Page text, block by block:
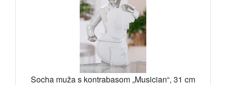
Socha muža s kontrabasom „Musician“, 31 cm